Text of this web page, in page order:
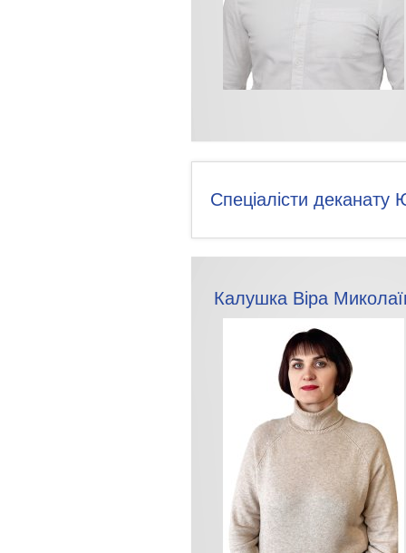
Спеціалісти
Калушка Віра